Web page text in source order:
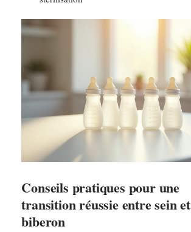
Conseils pratiques pour une
transition réussie entre sein et
biberon